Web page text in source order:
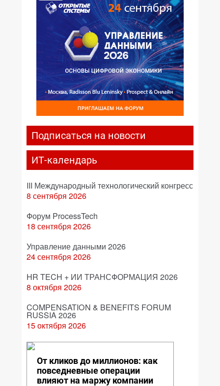
Подписаться на новости
ИТ-календарь
III Международный технологический конгресс
8 сентября 2026
Форум ProcessTech
18 сентября 2026
Управление данными 2026
24 сентября 2026
HR TECH + ИИ ТРАНСФОРМАЦИЯ 2026
8 октября 2026
COMPENSATION & BENEFITS FORUM
RUSSIA 2026
15 октября 2026
От кликов до миллионов: как
повседневные операции
влияют на маржу компании